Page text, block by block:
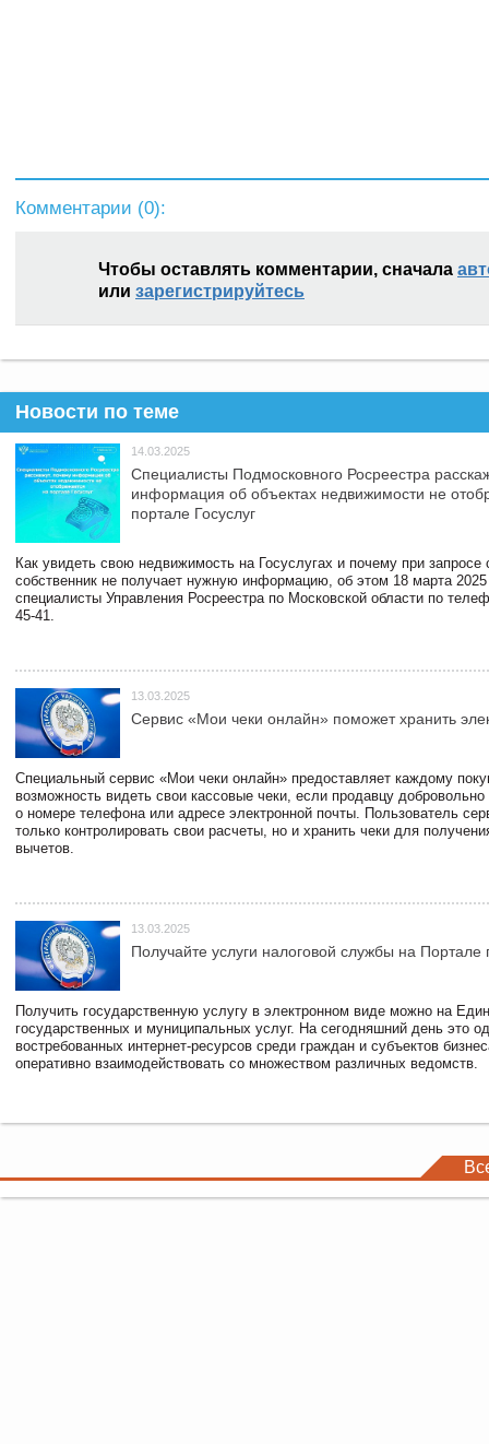
Комментарии (0):
Чтобы оставлять комментарии, сначала
или зарегистрируйтесь
Новости по теме
14.03.2025
Специалисты Подмосковного Росреестра
информация об объектах недвижимости не
портале Госуслуг
Как увидеть свою недвижимость на Госуслугах и почему при запросе
собственник не получает нужную информацию, об этом 18 марта 2025
специалисты Управления Росреестра по Московской области по
45-41.
13.03.2025
Сервис «Мои чеки онлайн» поможет хранить
Специальный сервис «Мои чеки онлайн» предоставляет каждому
возможность видеть свои кассовые чеки, если продавцу
о номере телефона или адресе электронной почты. Пользователь
только контролировать свои расчеты, но и хранить чеки для
вычетов.
13.03.2025
Получайте услуги налоговой службы на Портале
Получить государственную услугу в электронном виде можно на
государственных и муниципальных услуг. На сегодняшний день это
востребованных интернет-ресурсов среди граждан и субъектов
оперативно взаимодействовать со множеством различных ведомств.